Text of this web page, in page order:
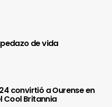
de vida
convirtió a Ourense en
Cool Britannia